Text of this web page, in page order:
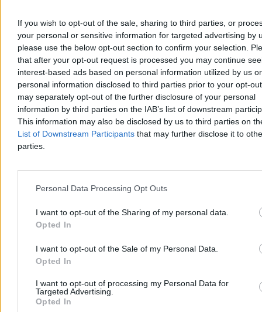
If you wish to opt-out of the sale, sharing to third parties, or
your personal or sensitive information for targeted advertising by
please use the below opt-out section to confirm your selection.
that after your opt-out request is processed you may continue
interest-based ads based on personal information utilized by us or
personal information disclosed to third parties prior to your opt-
may separately opt-out of the further disclosure of your personal
information by third parties on the IAB’s list of downstream
This information may also be disclosed by us to third parties on
List of Downstream Participants that may further disclose it to
parties.
Personal Data Processing Opt Outs
I want to opt-out of the Sharing of my personal data.
Opted In
I want to opt-out of the Sale of my Personal Data.
Opted In
I want to opt-out of processing my Personal Data for
Targeted Advertising.
Opted In
„Wygląda jak wejście do gry”. Nawrocki
zapowiada prezydencką strategię rozwoju
W ciągu kilku miesięcy zostanie zaprezentowana „prezydencka
strategia rozwoju”. Jej powstanie zapowiedział Karol Nawrocki w
przemówieniu podczas obchodów pierwszej rocznicy swojej
prezydentury. – Wierzę głęboko, że stanie się punktem odniesienia
dla najbliższej kampanii parlamentarnej – powiedział.
Wczoraj 20:58
Kraj